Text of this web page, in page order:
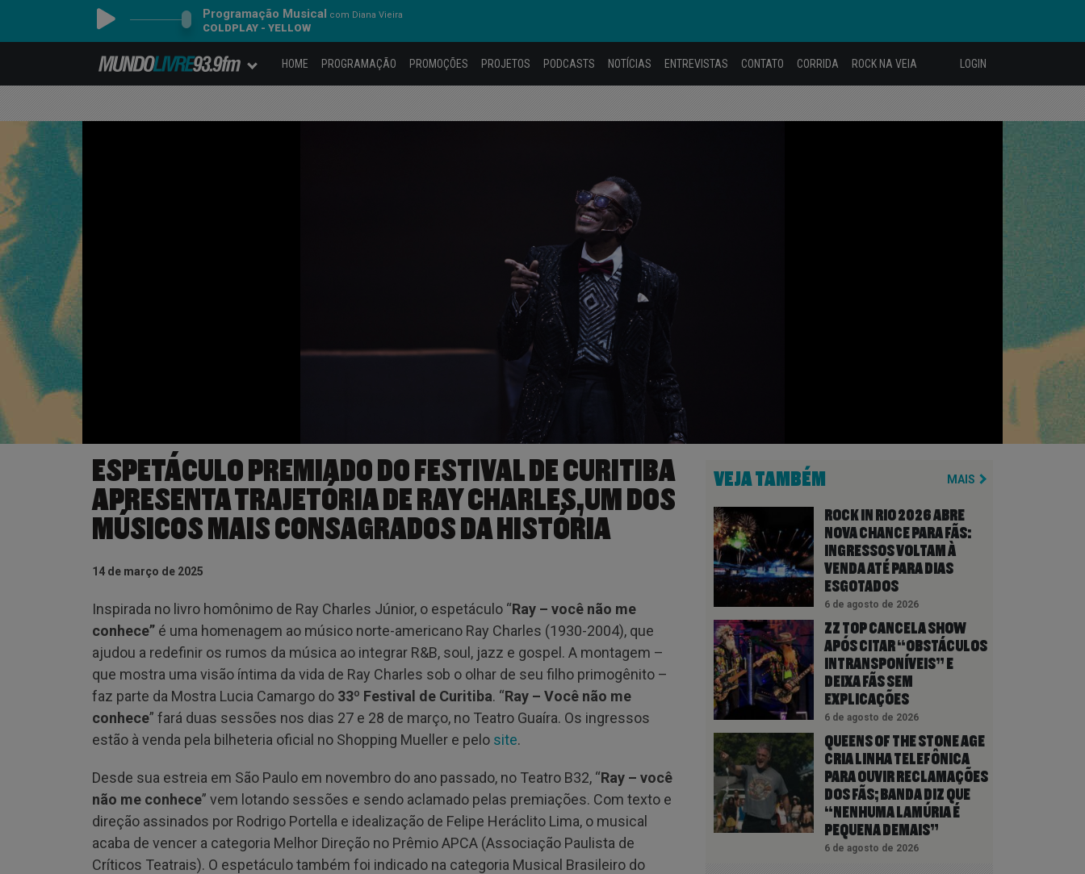
Programação Musical com Diana Vieira
COLDPLAY - YELLOW
HOME PROGRAMAÇÃO PROMOÇÕES PROJETOS PODCASTS NOTÍCIAS ENTREVISTAS CONTATO CORRIDA ROCK NA VEIA LOGIN
ESPETÁCULO PREMIADO DO FESTIVAL DE CURITIBA
APRESENTA TRAJETÓRIA DE RAY CHARLES,UM DOS
MÚSICOS MAIS CONSAGRADOS DA HISTÓRIA
14 de março de 2025
Inspirada no livro homônimo de Ray Charles Júnior, o espetáculo “Ray – você não me
conhece” é uma homenagem ao músico norte-americano Ray Charles (1930-2004), que
ajudou a redefinir os rumos da música ao integrar R&B, soul, jazz e gospel. A montagem –
que mostra uma visão íntima da vida de Ray Charles sob o olhar de seu filho primogênito –
faz parte da Mostra Lucia Camargo do 33º Festival de Curitiba. “Ray – Você não me
conhece” fará duas sessões nos dias 27 e 28 de março, no Teatro Guaíra. Os ingressos
estão à venda pela bilheteria oficial no Shopping Mueller e pelo site.
Desde sua estreia em São Paulo em novembro do ano passado, no Teatro B32, “Ray – você
não me conhece” vem lotando sessões e sendo aclamado pelas premiações. Com texto e
direção assinados por Rodrigo Portella e idealização de Felipe Heráclito Lima, o musical
acaba de vencer a categoria Melhor Direção no Prêmio APCA (Associação Paulista de
Críticos Teatrais). O espetáculo também foi indicado na categoria Musical Brasileiro do
VEJA TAMBÉM MAIS
ROCK IN RIO 2026 ABRE
NOVA CHANCE PARA FÃS:
INGRESSOS VOLTAM À
VENDA ATÉ PARA DIAS
ESGOTADOS
6 de agosto de 2026
ZZ TOP CANCELA SHOW
APÓS CITAR “OBSTÁCULOS
INTRANSPONÍVEIS” E
DEIXA FÃS SEM
EXPLICAÇÕES
6 de agosto de 2026
QUEENS OF THE STONE AGE
CRIA LINHA TELEFÔNICA
PARA OUVIR RECLAMAÇÕES
DOS FÃS; BANDA DIZ QUE
“NENHUMA LAMÚRIA É
PEQUENA DEMAIS”
6 de agosto de 2026